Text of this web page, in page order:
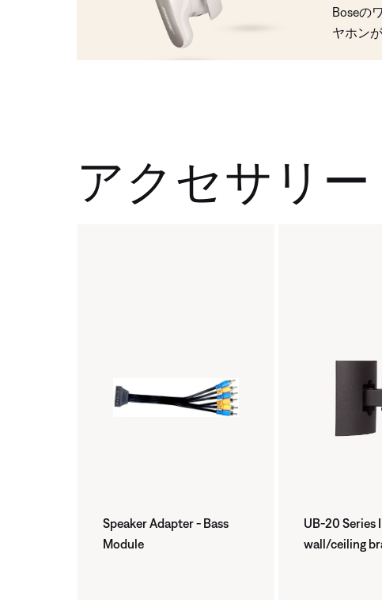
Boseの
ヤホン
アクセサリー
Speaker Adapter - Bass
Module
UB-20 Series II
wall/ceiling